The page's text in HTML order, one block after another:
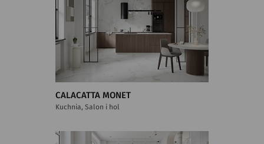
CALACATTA MONET
Kuchnia, Salon i hol